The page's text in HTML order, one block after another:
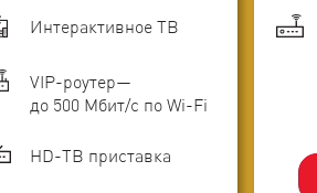
Интерактивное ТВ
VIP-роутер—
до 500 Мбит/с по Wi-Fi
HD-ТВ приставка